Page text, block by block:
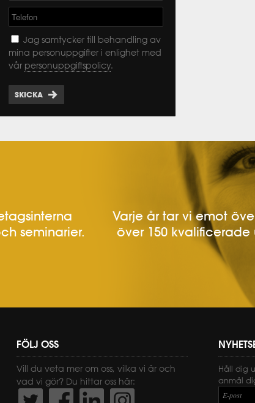
Jag samtycker till behandling av
mina personuppgifter i enlighet med
vår personuppgiftspolicy.
SKICKA
seminarier.
Varje år tar vi emot
över 150 kvalificerade
FÖLJ OSS
Vill du veta mer om oss, vilka vi är och
vad vi gör? Du hittar oss här:
Håll dig
anmäl
E-post